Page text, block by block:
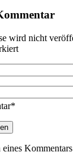
wird nicht